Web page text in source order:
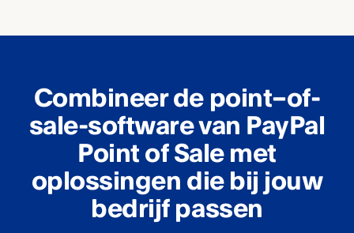
Combineer de point–of-
sale-software van PayPal
Point of Sale met
oplossingen die bij jouw
bedrijf passen